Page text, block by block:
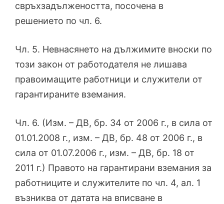
свръхзадължеността, посочена в
решението по чл. 6.
Чл. 5. Невнасянето на дължимите вноски по
този закон от работодателя не лишава
правоимащите работници и служители от
гарантираните вземания.
Чл. 6. (Изм. – ДВ, бр. 34 от 2006 г., в сила от
01.01.2008 г., изм. – ДВ, бр. 48 от 2006 г., в
сила от 01.07.2006 г., изм. – ДВ, бр. 18 от
2011 г.) Правото на гарантирани вземания за
работниците и служителите по чл. 4, ал. 1
възниква от датата на вписване в